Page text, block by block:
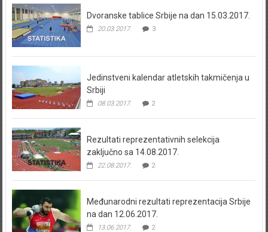
Dvoranske tablice Srbije na dan 15.03.2017.
20.03.2017. 3
Jedinstveni kalendar atletskih takmičenja u
Srbiji
08.03.2017. 2
Rezultati reprezentativnih selekcija
zaključno sa 14.08.2017.
22.08.2017. 2
Međunarodni rezultati reprezentacija Srbije
na dan 12.06.2017.
13.06.2017. 2